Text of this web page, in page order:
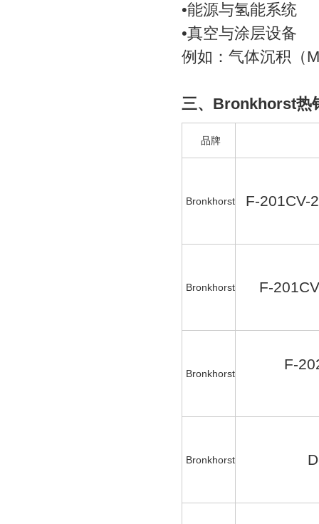
•能源与氢能系统
•真空与涂层设备
例如：气体沉积（
三、Bronkhorst热
品牌
Bronkhorst F-201CV-
Bronkhorst F-
Bronkhorst
F-
Bronkhorst